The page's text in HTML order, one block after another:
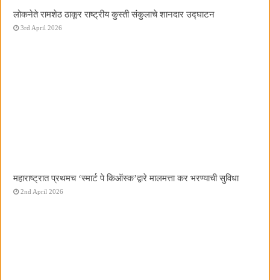
लोकनेते रामशेठ ठाकूर राष्ट्रीय कुस्ती संकुलाचे शानदार उद्घाटन
3rd April 2026
महाराष्ट्रात प्रथमच ‌‘स्मार्ट पे किऑस्क‌’द्वारे मालमत्ता कर भरण्याची सुविधा
2nd April 2026